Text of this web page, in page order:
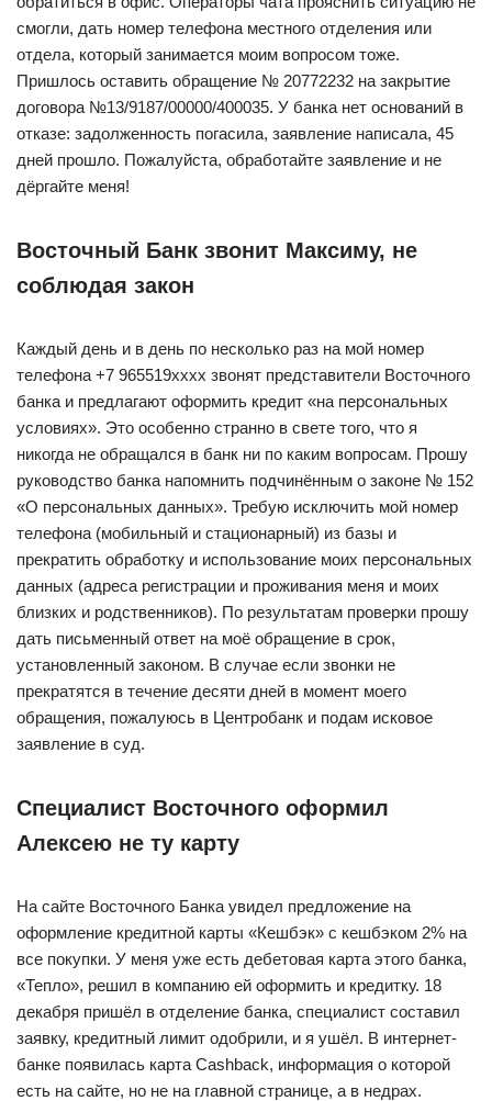
смогли, дать номер телефона местного отделения или
отдела, который занимается моим вопросом тоже.
Пришлось оставить обращение № 20772232 на закрытие
договора №13/9187/00000/400035. У банка нет оснований в
отказе: задолженность погасила, заявление написала, 45
дней прошло. Пожалуйста, обработайте заявление и не
дёргайте меня!
Восточный Банк звонит Максиму, не
соблюдая закон
Каждый день и в день по несколько раз на мой номер
телефона +7 965519хххх звонят представители Восточного
банка и предлагают оформить кредит «на персональных
условиях». Это особенно странно в свете того, что я
никогда не обращался в банк ни по каким вопросам. Прошу
руководство банка напомнить подчинённым о законе № 152
«О персональных данных». Требую исключить мой номер
телефона (мобильный и стационарный) из базы и
прекратить обработку и использование моих персональных
данных (адреса регистрации и проживания меня и моих
близких и родственников). По результатам проверки прошу
дать письменный ответ на моё обращение в срок,
установленный законом. В случае если звонки не
прекратятся в течение десяти дней в момент моего
обращения, пожалуюсь в Центробанк и подам исковое
заявление в суд.
Специалист Восточного оформил
Алексею не ту карту
На сайте Восточного Банка увидел предложение на
оформление кредитной карты «Кешбэк» с кешбэком 2% на
все покупки. У меня уже есть дебетовая карта этого банка,
«Тепло», решил в компанию ей оформить и кредитку. 18
декабря пришёл в отделение банка, специалист составил
заявку, кредитный лимит одобрили, и я ушёл. В интернет-
банке появилась карта Cashback, информация о которой
есть на сайте, но не на главной странице, а в недрах.